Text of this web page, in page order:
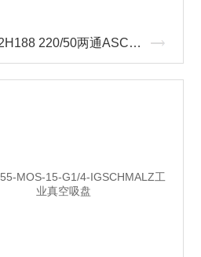
EF8262H188 220/50两通ASCO通用电磁阀